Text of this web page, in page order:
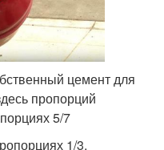
цемент для
пропорций
5/7
1/3.